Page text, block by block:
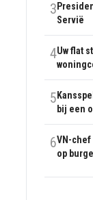
3
Servië
4Uw flat
5
bij een
6VN-
op